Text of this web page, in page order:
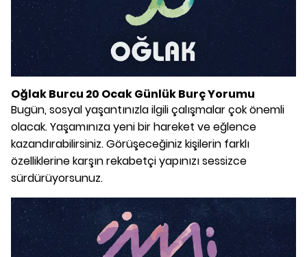
Oğlak Burcu 20 Ocak Günlük Burç Yorumu
Bugün, sosyal yaşantınızla ilgili çalışmalar çok önemli
olacak. Yaşamınıza yeni bir hareket ve eğlence
kazandırabilirsiniz. Görüşeceğiniz kişilerin farklı
özelliklerine karşın rekabetçi yapınızı sessizce
sürdürüyorsunuz.